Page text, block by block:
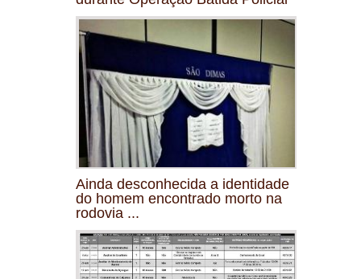
Ainda desconhecida a identidade
do homem encontrado morto na
rodovia ...